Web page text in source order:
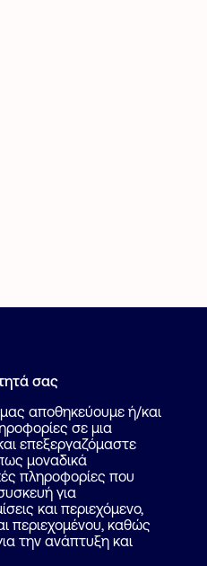
Για επαγγελματίες
Βοήθεια
Ψάξε επαγγελματία
Blog
Ακολουθήστε μας
σας
μας αποθηκεύουμε ή/και
σε μια
επεξεργαζόμαστε
μοναδικά
πληροφορίες που
για
και περιεχόμενο,
περιεχομένου, καθώς
την ανάπτυξη και